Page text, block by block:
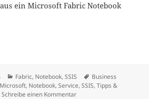
ein Microsoft Fabric Notebook
aus SSIS (Integration Services)
Kategorien
Fabric, Notebook,SSIS Schlagwörter
Business
Microsoft, Notebook,Service,SSIS,Tipps &
Schreibe einen Kommentarzu Microsoft Fabric